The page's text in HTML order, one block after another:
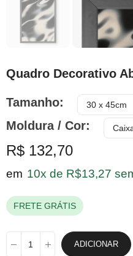
Quadro Decorativo
Tamanho
Moldura / Cor
R$ 132,70
em 10x de R$13,27
FRETE GRÁTIS
ADICIONAR